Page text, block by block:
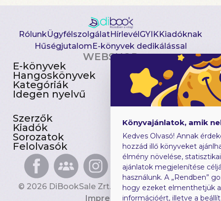
RólunkÜgyfélszolgálatHírlevélGYIKKiadóknak
HűségjutalomE-könyvek dedikálással
WEBSHOP
E-könyvek
Hangoskönyvek
Kategóriák
Idegen nyelvű
Csomagajánlatok
Akciósak
Előjegyezhetők
Újdonságok
Szerzők
Kiadók
Sorozatok
Felolvasók
Gyerekkönyvek
Heti toplista
Ajándékutalvány
Blog
© 2026 DiBookSale Zrt. Minden jog fenntartva.
Impresszum
Könyvajánlatok, amik
Kedves Olvasó! Annak
hozzád illő könyveket
élmény növelése,
ajánlatok megjelenítése
használunk. A „Rendben”
hogy ezeket elmenthetjük
információért, illetve a